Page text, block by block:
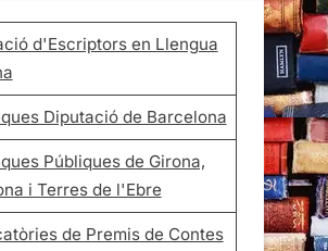
d'Escriptors en Llengua
Diputació de Barcelona
Públiques de Girona,
i Terres de l'Ebre
de Premis de Contes